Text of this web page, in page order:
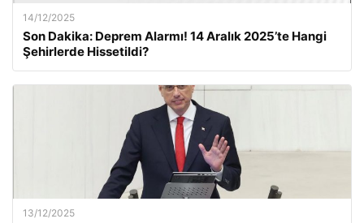
14/12/2025
Son Dakika: Deprem Alarmı! 14 Aralık 2025’te Hangi
Şehirlerde Hissetildi?
13/12/2025